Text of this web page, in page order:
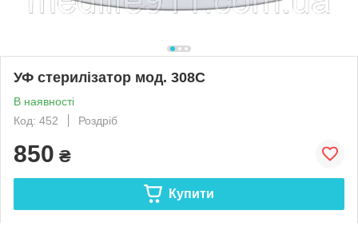
УФ стерилізатор мод. 308С
В наявності
Код: 452
Роздріб
850 ₴
Купити